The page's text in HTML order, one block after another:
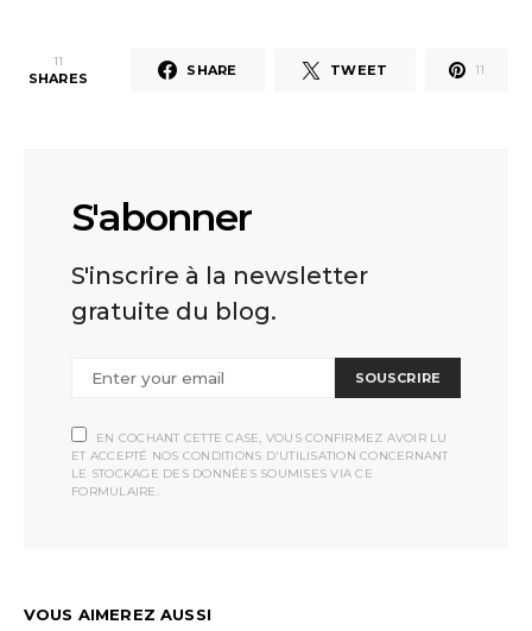
11
SHARES SHARE TWEET 11
S'abonner
S'inscrire à la newsletter
gratuite du blog.
SOUSCRIRE
EN COCHANT CETTE CASE, VOUS CONFIRMEZ AVOIR LU
ET ACCEPTÉ NOS CONDITIONS D'UTILISATION CONCERNANT
LE STOCKAGE DES DONNÉES SOUMISES VIA CE
FORMULAIRE.
VOUS AIMEREZ AUSSI